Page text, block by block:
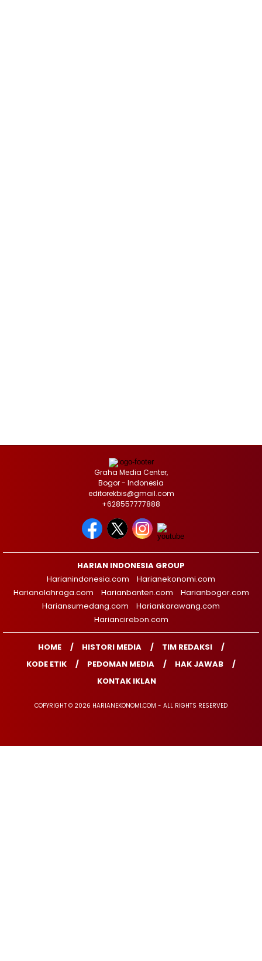
Graha Media Center,
Bogor - Indonesia
editorekbis@gmail.com
+628557777888
HARIAN INDONESIA GROUP
Harianindonesia.com
Harianekonomi.com
Harianolahraga.com
Harianbanten.com
Harianbogor.com
Hariansumedang.com
Hariankarawang.com
Hariancirebon.com
HOME HISTORI MEDIA
TIM REDAKSI
KODE ETIK
PEDOMAN MEDIA
HAK JAWAB
KONTAK IKLAN
COPYRIGHT © 2026 HARIANEKONOMI.COM - ALL RIGHTS RESERVED